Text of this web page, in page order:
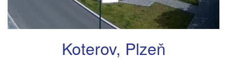
Koterov, Plzeň